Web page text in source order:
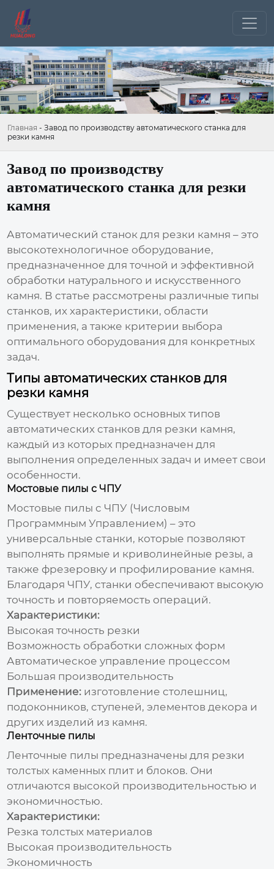
Главная - Завод по производству автоматического станка для
резки камня
Завод по производству
автоматического станка для резки
камня
Автоматический станок для резки камня – это
высокотехнологичное оборудование,
предназначенное для точной и эффективной
обработки натурального и искусственного
камня. В статье рассмотрены различные типы
станков, их характеристики, области
применения, а также критерии выбора
оптимального оборудования для конкретных
задач.
Типы автоматических станков для
резки камня
Существует несколько основных типов
автоматических станков для резки камня,
каждый из которых предназначен для
выполнения определенных задач и имеет свои
особенности.
Мостовые пилы с ЧПУ
Мостовые пилы с ЧПУ (Числовым
Программным Управлением) – это
универсальные станки, которые позволяют
выполнять прямые и криволинейные резы, а
также фрезеровку и профилирование камня.
Благодаря ЧПУ, станки обеспечивают высокую
точность и повторяемость операций.
Характеристики:
Высокая точность резки
Возможность обработки сложных форм
Автоматическое управление процессом
Большая производительность
Применение: изготовление столешниц,
подоконников, ступеней, элементов декора и
других изделий из камня.
Ленточные пилы
Ленточные пилы предназначены для резки
толстых каменных плит и блоков. Они
отличаются высокой производительностью и
экономичностью.
Характеристики:
Резка толстых материалов
Высокая производительность
Экономичность